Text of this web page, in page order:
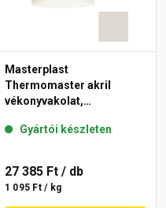
Masterplast
Thermomaster akril
vékonyvakolat,
45-E 25 kg
Gyártói készleten
27 385 Ft / db
1 095 Ft / kg